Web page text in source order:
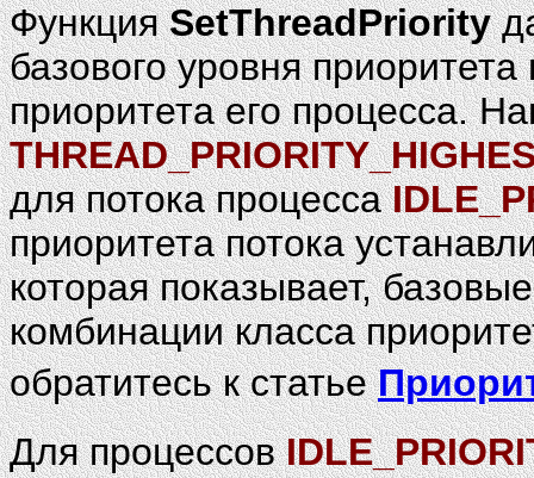
ФункцияSetThreadPriority
базового уровня
приоритета его процесса.
для потока процесса
приоритета потока
которая показывает,
комбинации класса
обратитесь к статье
Для процессов